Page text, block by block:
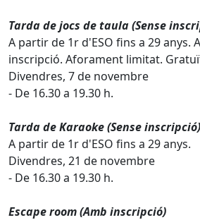
Tarda de jocs de taula (Sense
A partir de 1r d'ESO fins a 29 anys.
inscripció. Aforament limitat.
Divendres, 7 de novembre
- De 16.30 a 19.30 h.
Tarda de Karaoke (Sense inscripció)
A partir de 1r d'ESO fins a 29 anys.
Divendres, 21 de novembre
- De 16.30 a 19.30 h.
Escape room (Amb inscripció)